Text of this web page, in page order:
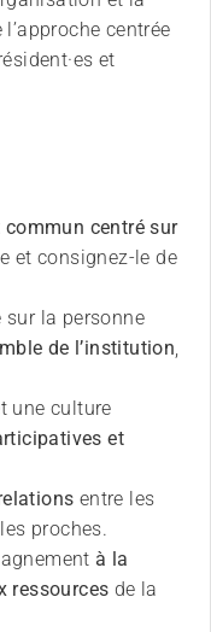
centrée
et
centré sur
et consignez-le de
sur la personne
de l’institution,
une culture
et
entre les
proches.
à la
ressources de la